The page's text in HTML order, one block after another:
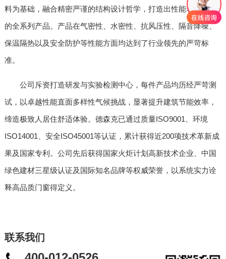
料为基础，融合精密严谨的结构设计哲学，打造出性能表现卓越
的全系列产品。产品在气密性、水密性、抗风压性、隔音降噪、
保温隔热以及安全防护等性能方面均达到了行业领先的严苛标
准。
公司斥资打造研发与实验检测中心，每件产品均历经严苛测
试，以卓越性能直面多样性气候挑战，显著提升建筑节能效率，
缔造极致人居住舒适体验。德森克已通过质量ISO9001、环境
ISO14001、安全ISO45001等认证，累计获得近200项技术革新成
果及国家专利。公司先后获得国家火炬计划高新技术企业、中国
绿色建材三星级认证及国际知名品牌等权威荣誉，以系统实力诠
释高品质门窗得定义。
联系我们